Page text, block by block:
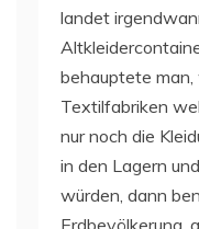
landet
behauptete
Textilfabriken
nur noch die
in den Lagern
würden, dann
Erdbevölkerung,